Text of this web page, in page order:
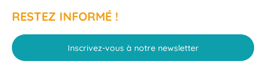
RESTEZ INFORMÉ !
Inscrivez-vous à notre newsletter